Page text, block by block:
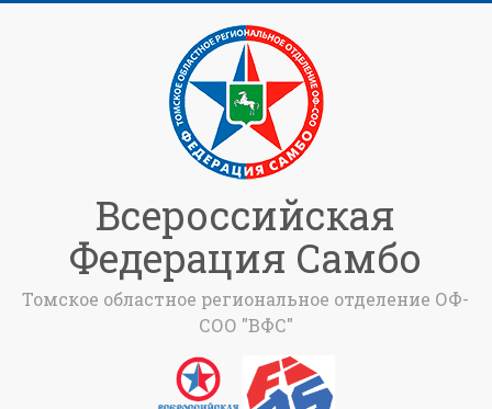
Всероссийская
Федерация Самбо
Томское областное региональное отделение ОФ-
СОО "ВФС"